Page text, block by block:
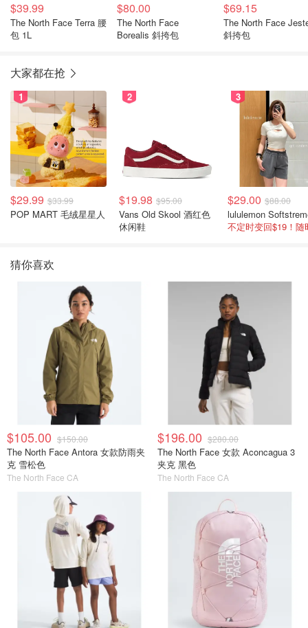
$39.99
The North Face Terra 腰
包 1L
$80.00
The North Face
Borealis 斜挎包
$69.15
The North Face Jester
斜挎包
大家都在抢
1
$29.99 $33.99
POP MART 毛绒星星人
2
$19.98 $95.00
Vans Old Skool 酒红色
休闲鞋
3
$29.00 $88.00
猜你喜欢
$105.00 $150.00
The North Face Antora 女款防雨夹
克 雪松色
The North Face CA
$196.00 $280.00
The North Face 女款 Aconcagua 3
夹克 黑色
The North Face CA